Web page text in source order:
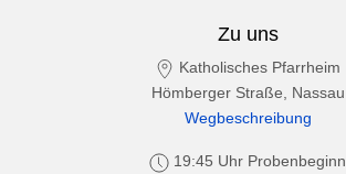
Zu uns
Katholisches Pfarrheim
Hömberger Straße, Nassau
Wegbeschreibung
19:45 Uhr Probenbeginn